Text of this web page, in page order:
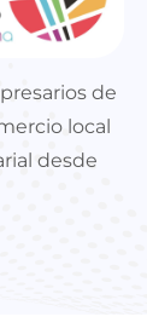
de
local
desde